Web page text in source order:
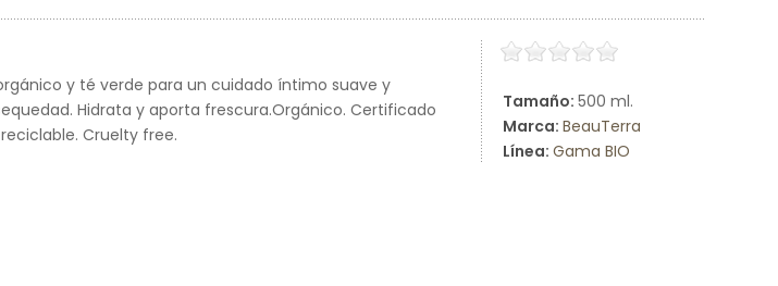
Tamaño: 500 ml.
Marca: BeauTerra
Línea: Gama BIO
y té verde para un cuidado íntimo suave y
Hidrata y aporta frescura.Orgánico. Certificado
Cruelty free.